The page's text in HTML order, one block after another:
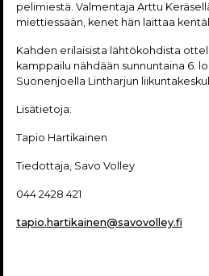
pelimiestä. Valmentaja Arttu
miettiessään, kenet hän laittaa
Kahden erilaisista lähtökohdista
kamppailu nähdään sunnuntaina 6.
Suonenjoella Lintharjun
Lisätietoja:
Tapio Hartikainen
Tiedottaja, Savo Volley
044 2428 421
tapio.hartikainen@savovolley.fi